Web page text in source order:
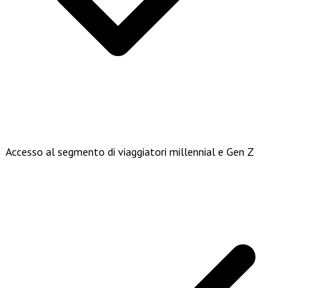
Accesso al segmento di viaggiatori millennial e Gen Z